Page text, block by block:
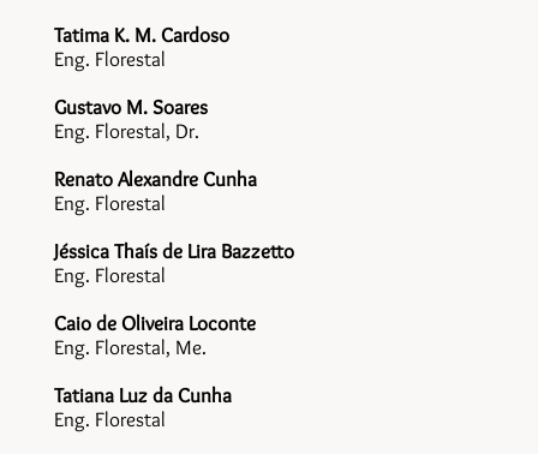
Tatima K. M. Cardoso
Eng. Florestal
Gustavo M. Soares
Eng. Florestal, Dr.
Renato Alexandre Cunha
Eng. Florestal
Jéssica Thaís de Lira Bazzetto
Eng. Florestal
Caio de Oliveira Loconte
Eng. Florestal, Me.
Tatiana Luz da Cunha
Eng. Florestal